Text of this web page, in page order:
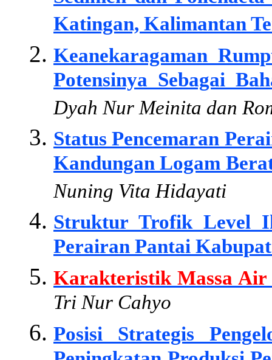
Katingan, Kalimantan
Keanekaragaman
Potensinya Sebagai
Dyah Nur Meinita dan
Status Pencemaran
Kandungan Logam
Nuning Vita Hidayati
Struktur Trofik Level
Perairan Pantai
Karakteristik Massa Air
Tri Nur Cahyo
Posisi Strategis